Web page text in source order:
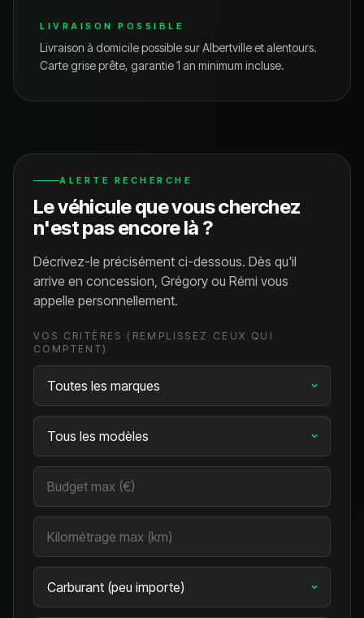
LIVRAISON POSSIBLE
Livraison à domicile possible surAlbertville et alentours.
Carte grise prête, garantie 1 an minimum incluse.
ALERTE RECHERCHE
Le véhicule que vous cherchez
n'est pas encore là ?
Décrivez-le précisément ci-dessous. Dès qu'il
arrive en concession, Grégory ou Rémi vous
appelle personnellement.
VOS CRITÈRES (REMPLISSEZ CEUX QUI
COMPTENT)